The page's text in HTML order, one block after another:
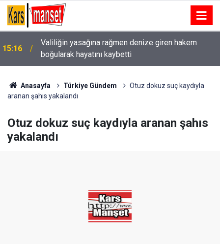
15:16
Valiliğin yasağına rağmen denize giren hakem
boğularak hayatını kaybetti
Anasayfa Türkiye Gündem
Otuz dokuz suç kaydıyla
aranan şahıs yakalandı
Otuz dokuz suç kaydıyla aranan şahıs
yakalandı